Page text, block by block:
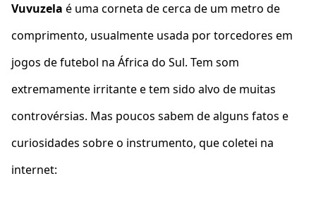
Vuvuzela é uma corneta de cerca de um metro de
comprimento, usualmente usada por torcedores em
jogos de futebol na África do Sul. Tem som
extremamente irritante e tem sido alvo de muitas
controvérsias. Mas poucos sabem de alguns fatos e
curiosidades sobre o instrumento, que coletei na
internet: